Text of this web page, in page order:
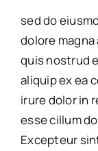
sed do
dolore magna
quis nostrud
aliquip ex ea
irure dolor in
esse cillum
Excepteur